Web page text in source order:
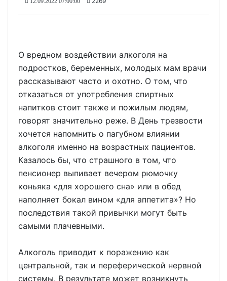
О вредном воздействии алкоголя на
подростков, беременных, молодых мам врачи
рассказывают часто и охотно. О том, что
отказаться от употребления спиртных
напитков стоит также и пожилым людям,
говорят значительно реже. В День трезвости
хочется напомнить о пагубном влиянии
алкоголя именно на возрастных пациентов.
Казалось бы, что страшного в том, что
пенсионер выпивает вечером рюмочку
коньяка «для хорошего сна» или в обед
наполняет бокал вином «для аппетита»? Но
последствия такой привычки могут быть
самыми плачевными.
Алкоголь приводит к поражению как
центральной, так и переферической нервной
системы. В результате может возникнуть